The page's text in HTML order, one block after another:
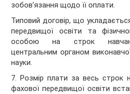
зобов’язання щодо її оплати.
Типовий договір, що
передвищої освіти та
особою на строк
центральним органом
науки.
7. Розмір плати за весь строк
фахової передвищої освіти